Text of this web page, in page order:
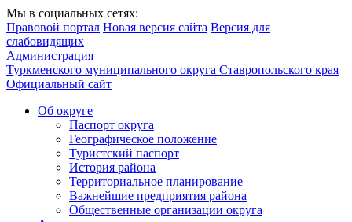
Мы в социальных сетях:
Правовой портал Новая версия сайта Версия для
слабовидящих
Администрация
Туркменского муниципального округа Ставропольского края
Официальный сайт
Об округе
Паспорт округа
Географическое положение
Туристский паспорт
История района
Территориальное планирование
Важнейшие предприятия района
Общественные организации округа